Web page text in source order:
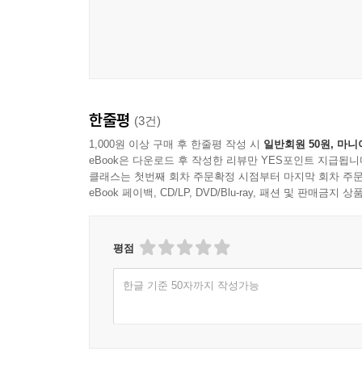
성차 등 관련 주제들을 설명하였다.
10장 도덕성 발달 인지 요인, 정서 요인, 행동 요
있다.
11장 발달과 가족 발달의 중요한 환경 요인인 가
미치는 효과와 의미를 고찰하였다.
13장 이상발달 발달 경로와 관련된 주요 개념들
한줄평 (3건)
1,000원 이상 구매 후 한줄평 작성 시 일반회원 50원, 마니
eBook은 다운로드 후 작성한 리뷰만 YES포인트 지급됩니
클래스는 첫번째 회차 주문확정 시점부터 마지막 회차 주
eBook 페이백, CD/LP, DVD/Blu-ray, 패션 및 판매금지 상
평점
한글 기준 50자까지 작성가능